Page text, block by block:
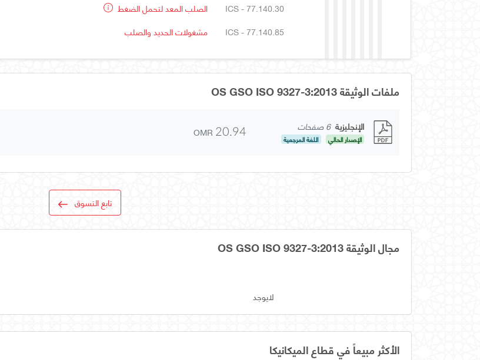
ICS - 77.140.30
الصلب المعد لتحمل الضغط
ICS - 77.140.85
مشغولات الحديد والصلب
ملفات الوثيقة OS GSO ISO 9327-3:2013
الإنجليزية 6 صفحات
الإصدار الحالي اللغة المرجعية OMR 20.94
تابع التسوق
مجال الوثيقة OS GSO ISO 9327-3:2013
لايوجد
الأكثر مبيعاً في قطاع الميكانيكا